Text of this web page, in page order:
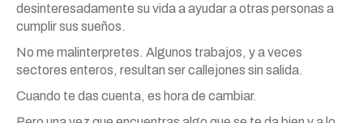
desinteresadamente su vida a ayudar a otras personas a
cumplir sus sueños.
No me malinterpretes. Algunos trabajos, y a veces
sectores enteros, resultan ser callejones sin salida.
Cuando te das cuenta, es hora de cambiar.